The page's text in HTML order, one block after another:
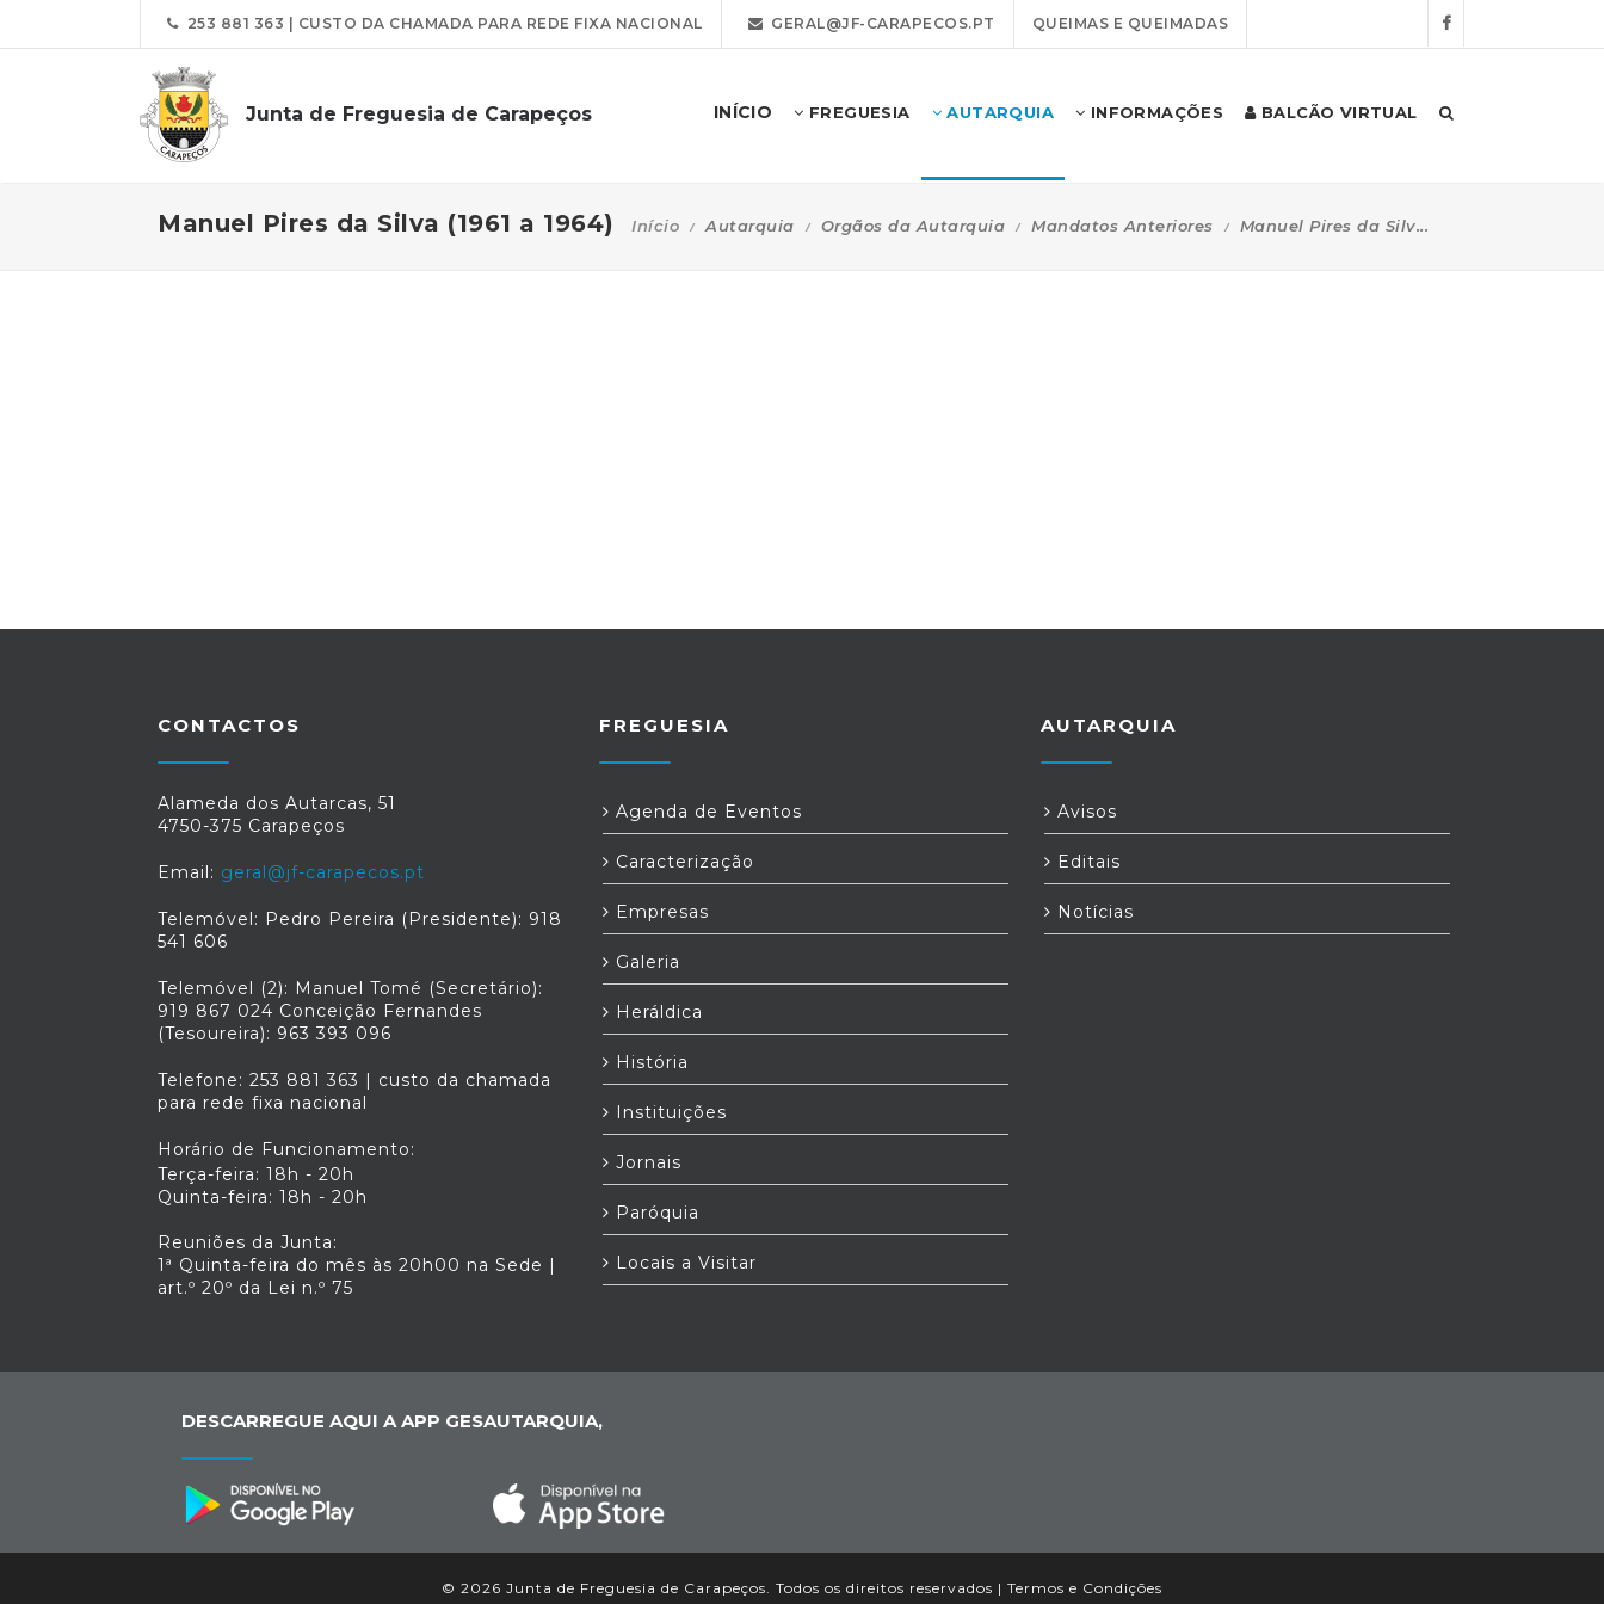
253 881 363 | CUSTO DA CHAMADA PARA REDE FIXA NACIONAL GERAL@JF-CARAPECOS.PT QUEIMAS E QUEIMADAS
Junta de Freguesia de Carapeços INÍCIO FREGUESIA AUTARQUIA INFORMAÇÕES BALCÃO VIRTUAL
Manuel Pires da Silva (1961 a 1964) Início Autarquia Orgãos da Autarquia Mandatos Anteriores Manuel Pires da Silv...
CONTACTOS
Alameda dos Autarcas, 51
4750-375 Carapeços
Email: geral@jf-carapecos.pt
Telemóvel: Pedro Pereira (Presidente): 918
541 606
Telemóvel (2): Manuel Tomé (Secretário):
919 867 024 Conceição Fernandes
(Tesoureira): 963 393 096
Telefone: 253 881 363 | custo da chamada
para rede fixa nacional
Horário de Funcionamento:
Terça-feira: 18h - 20h
Quinta-feira: 18h - 20h
Reuniões da Junta:
1ª Quinta-feira do mês às 20h00 na Sede |
art.º 20º da Lei n.º 75
FREGUESIA
Agenda de Eventos
Caracterização
Empresas
Galeria
Heráldica
História
Instituições
Jornais
Paróquia
Locais a Visitar
AUTARQUIA
Avisos
Editais
Notícias
DESCARREGUE AQUI A APP GESAUTARQUIA,
© 2026 Junta de Freguesia de Carapeços. Todos os direitos reservados | Termos e Condições